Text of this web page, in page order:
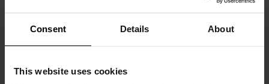
Consent Details About
This website uses cookies
Het model op de foto is 173 cm lang en draagt ​​maat S.